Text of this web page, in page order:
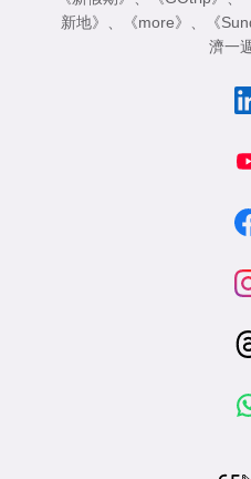
新地》 、 《more》 、 《
濟一